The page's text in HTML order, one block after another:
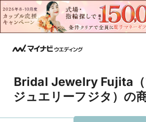
Bridal Jewelry Fujita
ジュエリーフジタ）の